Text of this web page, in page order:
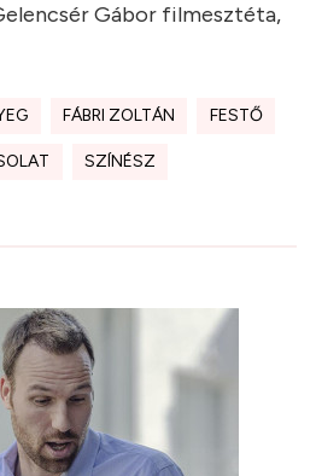
Gábor filmesztéta,
FÁBRI ZOLTÁN FESTŐ
SZÍNÉSZ